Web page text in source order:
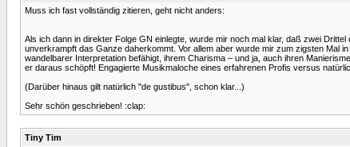
Muss ich fast vollständig zitieren, geht nicht anders:
Als ich dann in direkter Folge GN einlegte, wurde mir noch mal klar, daß zwei
unverkrampft das Ganze daherkommt. Vor allem aber wurde mir zum zigsten Mal
wandelbarer Interpretation befähigt, ihrem Charisma – und ja, auch ihren
er daraus schöpft! Engagierte Musikmaloche eines erfahrenen Profis versus
(Darüber hinaus gilt natürlich "de gustibus", schon klar...)
Sehr schön geschrieben! :clap:
Tiny Tim